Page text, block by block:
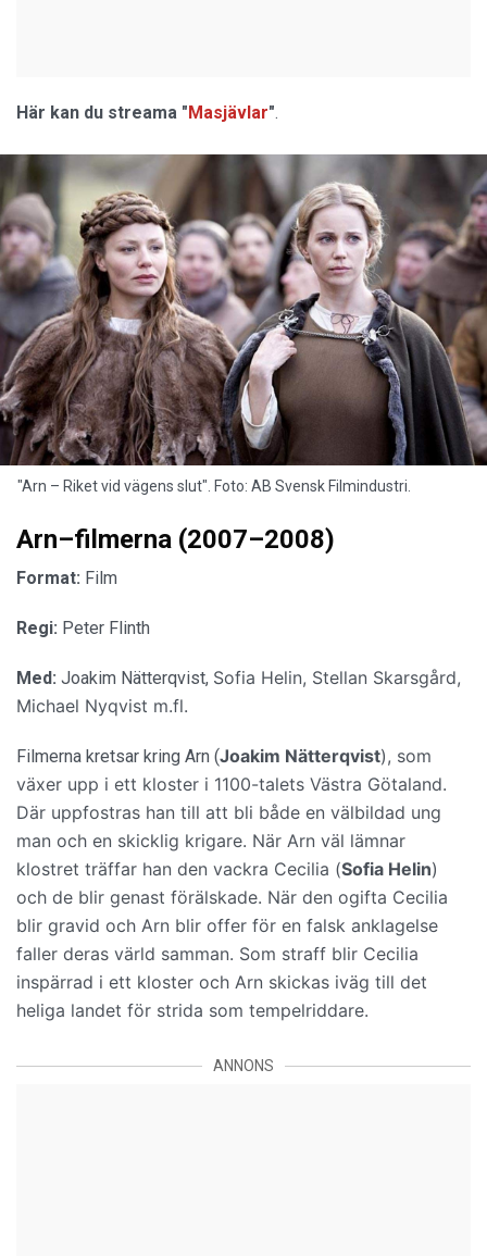
Här kan du streama "Masjävlar".
"Arn – Riket vid vägens slut". Foto: AB Svensk Filmindustri.
Arn–filmerna (2007–2008)
Format: Film
Regi: Peter Flinth
Med: Joakim Nätterqvist, Sofia Helin, Stellan Skarsgård,
Michael Nyqvist m.fl.
Filmerna kretsar kring Arn (Joakim Nätterqvist), som
växer upp i ett kloster i 1100-talets Västra Götaland.
Där uppfostras han till att bli både en välbildad ung
man och en skicklig krigare. När Arn väl lämnar
klostret träffar han den vackra Cecilia (Sofia Helin)
och de blir genast förälskade. När den ogifta Cecilia
blir gravid och Arn blir offer för en falsk anklagelse
faller deras värld samman. Som straff blir Cecilia
inspärrad i ett kloster och Arn skickas iväg till det
heliga landet för strida som tempelriddare.
ANNONS